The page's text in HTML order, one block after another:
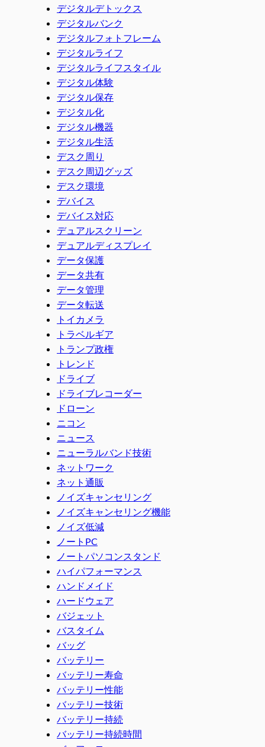
デジタルデトックス
デジタルバンク
デジタルフォトフレーム
デジタルライフ
デジタルライフスタイル
デジタル体験
デジタル保存
デジタル化
デジタル機器
デジタル生活
デスク周り
デスク周辺グッズ
デスク環境
デバイス
デバイス対応
デュアルスクリーン
デュアルディスプレイ
データ保護
データ共有
データ管理
データ転送
トイカメラ
トラベルギア
トランプ政権
トレンド
ドライブ
ドライブレコーダー
ドローン
ニコン
ニュース
ニューラルバンド技術
ネットワーク
ネット通販
ノイズキャンセリング
ノイズキャンセリング機能
ノイズ低減
ノートPC
ノートパソコンスタンド
ハイパフォーマンス
ハンドメイド
ハードウェア
バジェット
バスタイム
バッグ
バッテリー
バッテリー寿命
バッテリー性能
バッテリー技術
バッテリー持続
バッテリー持続時間